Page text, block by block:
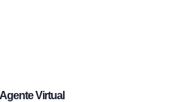
Agente Virtual